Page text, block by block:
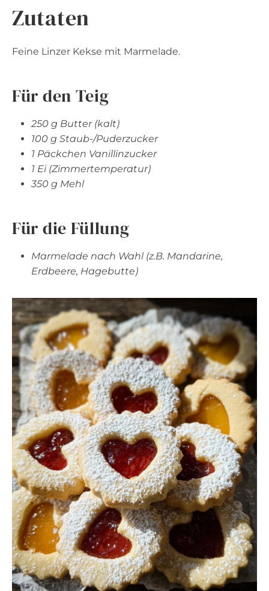
Zutaten
Feine Linzer Kekse mit Marmelade.
Für den Teig
250 g Butter (kalt)
100 g Staub-/Puderzucker
1 Päckchen Vanillinzucker
1 Ei (Zimmertemperatur)
350 g Mehl
Für die Füllung
Marmelade nach Wahl (z.B. Mandarine,
Erdbeere, Hagebutte)